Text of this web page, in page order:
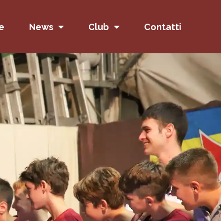
News Club Contatti